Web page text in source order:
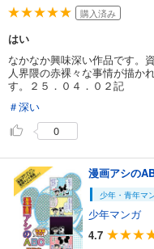
購入済み
はい
なかなか興味深い作品です。
人界隈の赤裸々な事情が描か
す。２５．０４．０２記
＃深い
0
漫画アシの
少年・青年マ
少年マンガ
4.7